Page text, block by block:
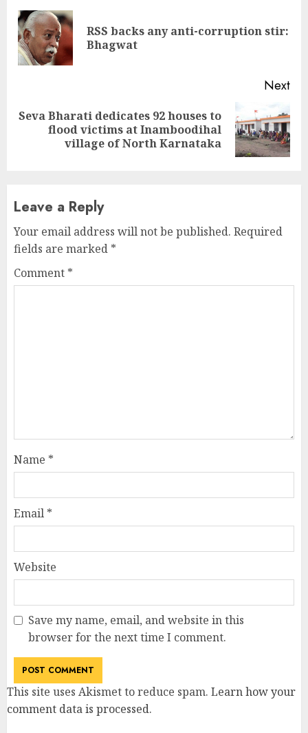
ReadingRSS backs any anti-corruption stir:
Bhagwat
Next
Next
Seva Bharati dedicates 92 houses to
flood victims at Inamboodihal
village of North Karnataka
Leave a Reply
Your email address will not be published. Required
fields are marked *
Comment *
Name *
Email *
Website
Save my name, email, and website in this
browser for the next time I comment.
This site uses Akismet to reduce spam. Learn how your
comment data is processed.